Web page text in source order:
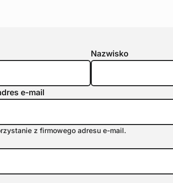
Nazwisko
e-mail
z firmowego adresu e-mail.